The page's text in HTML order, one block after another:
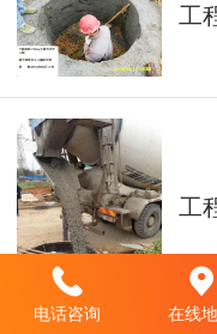
工
工
电话咨询 在线